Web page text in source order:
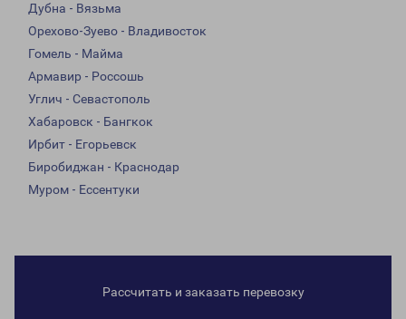
Дубна - Вязьма
Орехово-Зуево - Владивосток
Гомель - Майма
Армавир - Россошь
Углич - Севастополь
Хабаровск - Бангкок
Ирбит - Егорьевск
Биробиджан - Краснодар
Муром - Ессентуки
Рассчитать и заказать перевозку